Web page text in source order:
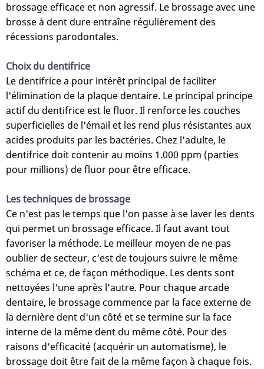
brossage efficace et non agressif. Le brossage avec une
brosse à dent dure entraîne régulièrement des
récessions parodontales.
Choix du dentifrice
Le dentifrice a pour intérêt principal de faciliter
l'élimination de la plaque dentaire. Le principal principe
actif du dentifrice est le fluor. Il renforce les couches
superficielles de l'émail et les rend plus résistantes aux
acides produits par les bactéries. Chez l'adulte, le
dentifrice doit contenir au moins 1.000 ppm (parties
pour millions) de fluor pour être efficace.
Les techniques de brossage
Ce n'est pas le temps que l'on passe à se laver les dents
qui permet un brossage efficace. Il faut avant tout
favoriser la méthode. Le meilleur moyen de ne pas
oublier de secteur, c'est de toujours suivre le même
schéma et ce, de façon méthodique. Les dents sont
nettoyées l'une après l'autre. Pour chaque arcade
dentaire, le brossage commence par la face externe de
la dernière dent d'un côté et se termine sur la face
interne de la même dent du même côté. Pour des
raisons d'efficacité (acquérir un automatisme), le
brossage doit être fait de la même façon à chaque fois.